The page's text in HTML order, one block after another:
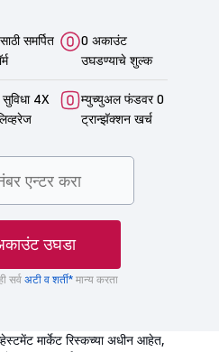
समर्पित
0 अकाउंट
उघडण्याचे शुल्क
4X
म्युच्युअल फंडवर 0
ट्रान्झॅक्शन खर्च
उघडा
सर्व अटी व शर्ती* मान्य करता
मार्केट रिस्कच्या अधीन आहेत,